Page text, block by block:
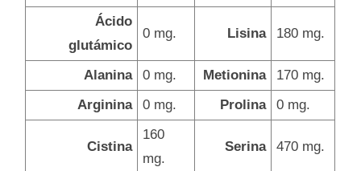
Ácido
glutámico
0 mg. Lisina 180 mg.
Alanina 0 mg. Metionina
170 mg.
Arginina
0 mg. Prolina 0 mg.
Cistina
160
mg.
Serina 470 mg.